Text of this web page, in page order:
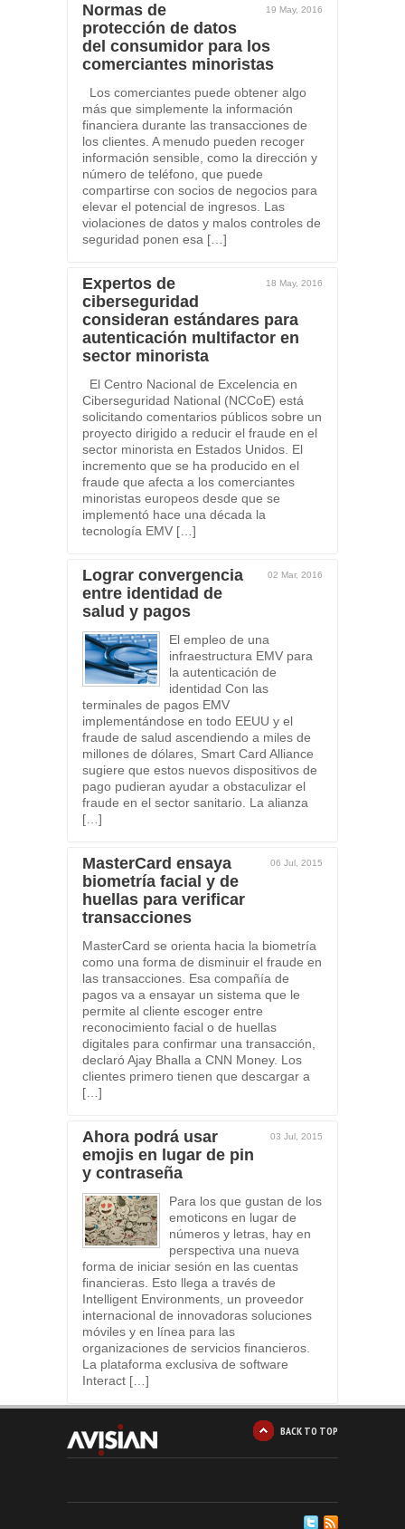
19 May, 2016
Normas de
protección de datos
del consumidor para los
comerciantes minoristas
Los comerciantes puede obtener algo
más que simplemente la información
financiera durante las transacciones de
los clientes. A menudo pueden recoger
información sensible, como la dirección y
número de teléfono, que puede
compartirse con socios de negocios para
elevar el potencial de ingresos. Las
violaciones de datos y malos controles de
seguridad ponen esa […]
18 May, 2016
Expertos de
ciberseguridad
consideran estándares para
autenticación multifactor en
sector minorista
El Centro Nacional de Excelencia en
Ciberseguridad National (NCCoE) está
solicitando comentarios públicos sobre un
proyecto dirigido a reducir el fraude en el
sector minorista en Estados Unidos. El
incremento que se ha producido en el
fraude que afecta a los comerciantes
minoristas europeos desde que se
implementó hace una década la
tecnología EMV […]
02 Mar, 2016
Lograr convergencia
entre identidad de
salud y pagos
El empleo de una
infraestructura EMV para
la autenticación de
identidad Con las
terminales de pagos EMV
implementándose en todo EEUU y el
fraude de salud ascendiendo a miles de
millones de dólares, Smart Card Alliance
sugiere que estos nuevos dispositivos de
pago pudieran ayudar a obstaculizar el
fraude en el sector sanitario. La alianza
[…]
06 Jul, 2015
MasterCard ensaya
biometría facial y de
huellas para verificar
transacciones
MasterCard se orienta hacia la biometría
como una forma de disminuir el fraude en
las transacciones. Esa compañía de
pagos va a ensayar un sistema que le
permite al cliente escoger entre
reconocimiento facial o de huellas
digitales para confirmar una transacción,
declaró Ajay Bhalla a CNN Money. Los
clientes primero tienen que descargar a
[…]
03 Jul, 2015
Ahora podrá usar
emojis en lugar de pin
y contraseña
Para los que gustan de los
emoticons en lugar de
números y letras, hay en
perspectiva una nueva
forma de iniciar sesión en las cuentas
financieras. Esto llega a través de
Intelligent Environments, un proveedor
internacional de innovadoras soluciones
móviles y en línea para las
organizaciones de servicios financieros.
La plataforma exclusiva de software
Interact […]
1 2 3 4 5
BACK TO TOP